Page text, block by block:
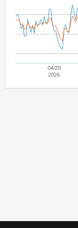
04/20
2026